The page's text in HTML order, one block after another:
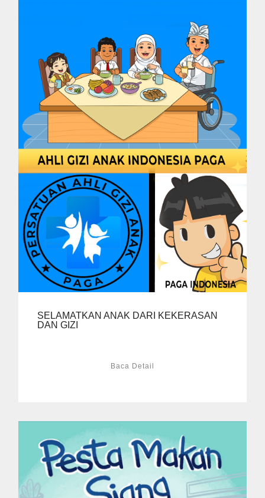
SELAMATKAN ANAK DARI KEKERASAN
DAN GIZI
Baca Detail